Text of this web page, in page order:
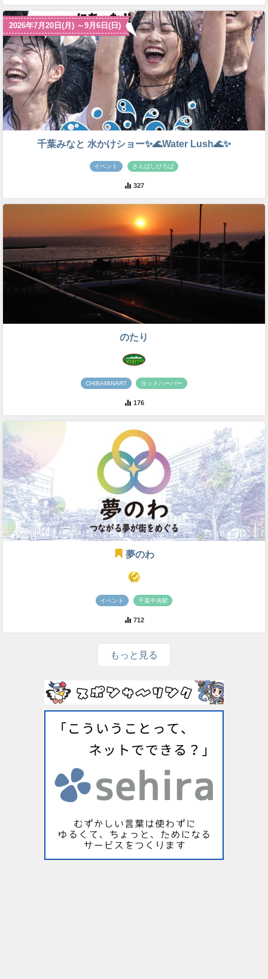
2026年7月20日(月) ～9月6日(日)
千葉みなと 水かけショー✨🌊Water Lush🌊✨
イベント さんばしひろば
327
のたり
CHIBAMINART ヨットハーバー
176
夢のわ
イベント 千葉中央駅
712
もっと見る